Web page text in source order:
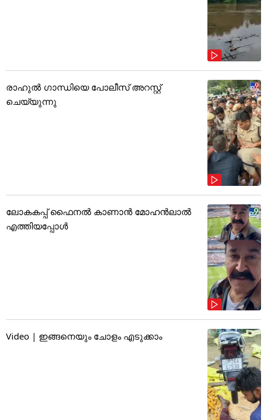
രാഹുൽ ഗാന്ധിയെ പോലീസ് അറസ്റ്റ്
ചെയ്യുന്നു
ലോകകപ്പ് ഫൈനൽ കാണാൻ മോഹൻലാൽ
എത്തിയപ്പോൾ
Video | ഇങ്ങനെയും ചോളം എടുക്കാം